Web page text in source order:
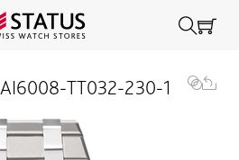
AI6008-TT032-230-1